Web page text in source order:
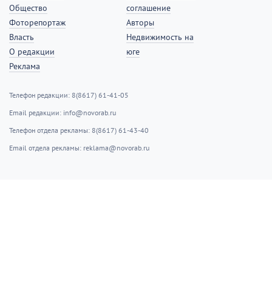
Общество
Фоторепортаж
Власть
О редакции
Реклама
соглашение
Авторы
Недвижимость на
юге
Телефон редакции: 8(8617) 61-41-05
Email редакции: info@novorab.ru
Телефон отдела рекламы: 8(8617) 61-43-40
Email отдела рекламы: reklama@novorab.ru